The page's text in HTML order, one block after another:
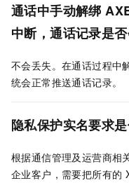
通话中手动解绑
中断，通话记录是
不会丢失。在通话过程中
统会正常推送通话记录。
隐私保护实名要求是
根据通信管理及运营商相
企业客户，需要把所有的